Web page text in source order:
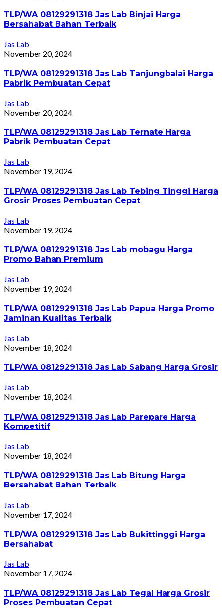
TLP/WA 08129291318 Jas Lab Binjai Harga
Bersahabat Bahan Terbaik
Jas Lab
November 20, 2024
TLP/WA 08129291318 Jas Lab Tanjungbalai Harga
Pabrik Pembuatan Cepat
Jas Lab
November 20, 2024
TLP/WA 08129291318 Jas Lab Ternate Harga
Pabrik Pembuatan Cepat
Jas Lab
November 19, 2024
TLP/WA 08129291318 Jas Lab Tebing Tinggi Harga
Grosir Proses Pembuatan Cepat
Jas Lab
November 19, 2024
TLP/WA 08129291318 Jas Lab mobagu Harga
Promo Bahan Premium
Jas Lab
November 19, 2024
TLP/WA 08129291318 Jas Lab Papua Harga Promo
Jaminan Kualitas Terbaik
Jas Lab
November 18, 2024
TLP/WA 08129291318 Jas Lab Sabang Harga Grosir
Jas Lab
November 18, 2024
TLP/WA 08129291318 Jas Lab Parepare Harga
Kompetitif
Jas Lab
November 18, 2024
TLP/WA 08129291318 Jas Lab Bitung Harga
Bersahabat Bahan Terbaik
Jas Lab
November 17, 2024
TLP/WA 08129291318 Jas Lab Bukittinggi Harga
Bersahabat
Jas Lab
November 17, 2024
TLP/WA 08129291318 Jas Lab Tegal Harga Grosir
Proses Pembuatan Cepat